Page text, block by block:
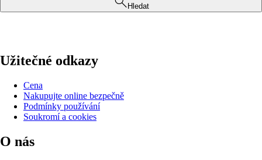
Hledat
Užitečné odkazy
Cena
Nakupujte online bezpečně
Podmínky používání
Soukromí a cookies
O nás